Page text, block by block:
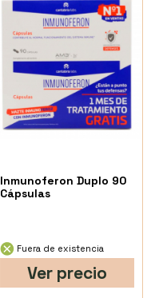
Inmunoferon Duplo 90
Cápsulas
Fuera de existencia
Ver precio